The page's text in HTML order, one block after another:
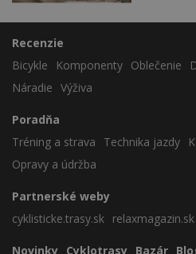
Recenzie
Bicykle
Komponenty Oblečenie
Náradie Výživa
Poradňa
Tréning a strava
Technika jazdy
Opravy a údržba
Partnerské weby
cyklisticke.trasy.sk relaxmagazin.sk
Novinky Cyklotrasy Bazár